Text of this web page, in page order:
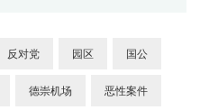
反对党 园区 国公
德崇机场 恶性案件